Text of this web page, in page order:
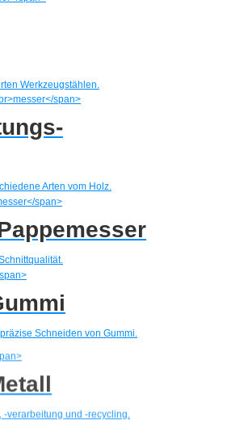
Werkzeugstählen.
Arten vom Holz.
Schneiden von Gummi.